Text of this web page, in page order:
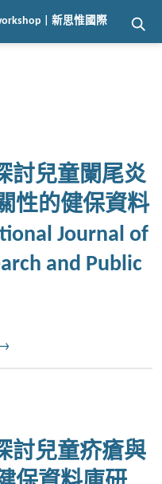
| 新思惟國際
討兒童闌尾炎
性的健保資料
Journal of
and Public
討兒童疥瘡與